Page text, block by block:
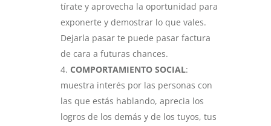
tírate y aprovecha la oportunidad para
exponerte y demostrar lo que vales.
Dejarla pasar te puede pasar factura
de cara a futuras chances.
COMPORTAMIENTO SOCIAL:
muestra interés por las personas con
las que estás hablando, aprecia los
logros de los demás y de los tuyos, tus